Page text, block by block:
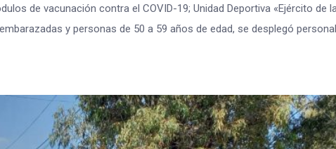
de vacunación contra el COVID-19; Unidad Deportiva «Ejército de
y personas de 50 a 59 años de edad, se desplegó personal